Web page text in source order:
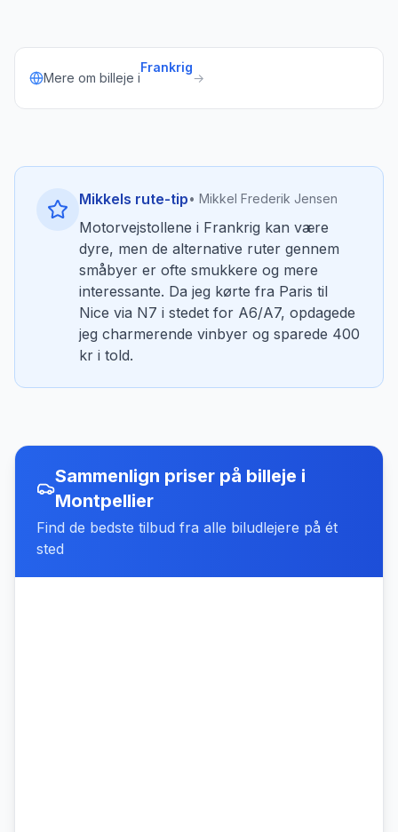
Mere om billeje i
Frankrig
→
Mikkels rute-tip• Mikkel Frederik Jensen
Motorvejstollene i Frankrig kan være
dyre, men de alternative ruter gennem
småbyer er ofte smukkere og mere
interessante. Da jeg kørte fra Paris til
Nice via N7 i stedet for A6/A7, opdagede
jeg charmerende vinbyer og sparede 400
kr i told.
Sammenlign priser på billeje i
Montpellier
Find de bedste tilbud fra alle biludlejere på ét
sted